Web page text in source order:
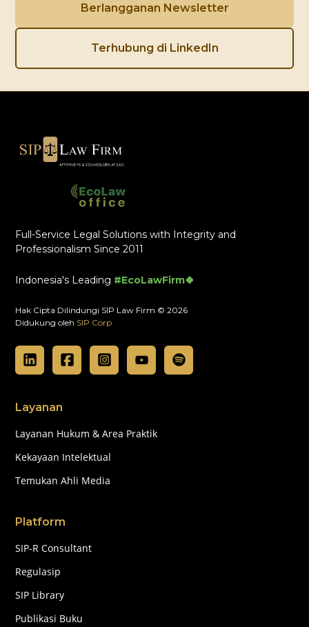
Berlangganan Newsletter
Terhubung di LinkedIn
Full-Service Legal Solutions with Integrity and
Professionalism Since 2011
Indonesia's Leading #EcoLawFirm🍀
Hak Cipta Dilindungi SIP Law Firm © 2026
Didukung oleh SIP Corp
Layanan
Layanan Hukum & Area Praktik
Kekayaan Intelektual
Temukan Ahli Media
Platform
SIP-R Consultant
Regulasip
SIP Library
Publikasi Buku